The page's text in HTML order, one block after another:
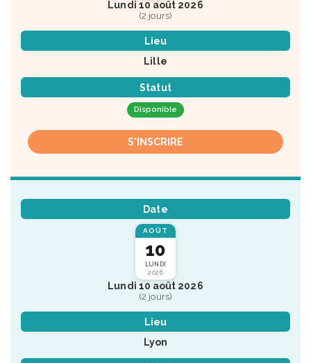
Lundi 10 août 2026
(2 jours)
Lieu
Lille
Statut
Disponible
S'INSCRIRE
Date
AOÛT
10
LUNDI
2026
Lundi 10 août 2026
(2 jours)
Lieu
Lyon